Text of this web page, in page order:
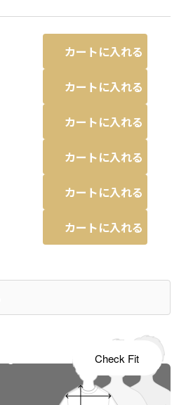
カートに入れる
カートに入れる
カートに入れる
カートに入れる
カートに入れる
カートに入れる
Check Fit